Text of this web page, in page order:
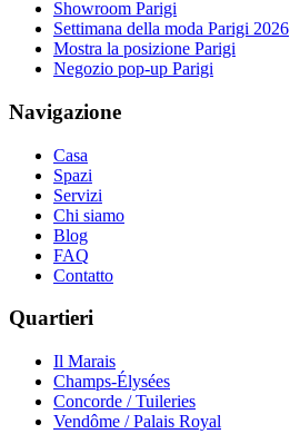
Showroom Parigi
Settimana della moda Parigi 2026
Mostra la posizione Parigi
Negozio pop-up Parigi
Navigazione
Casa
Spazi
Servizi
Chi siamo
Blog
FAQ
Contatto
Quartieri
Il Marais
Champs-Élysées
Concorde / Tuileries
Vendôme / Palais Royal